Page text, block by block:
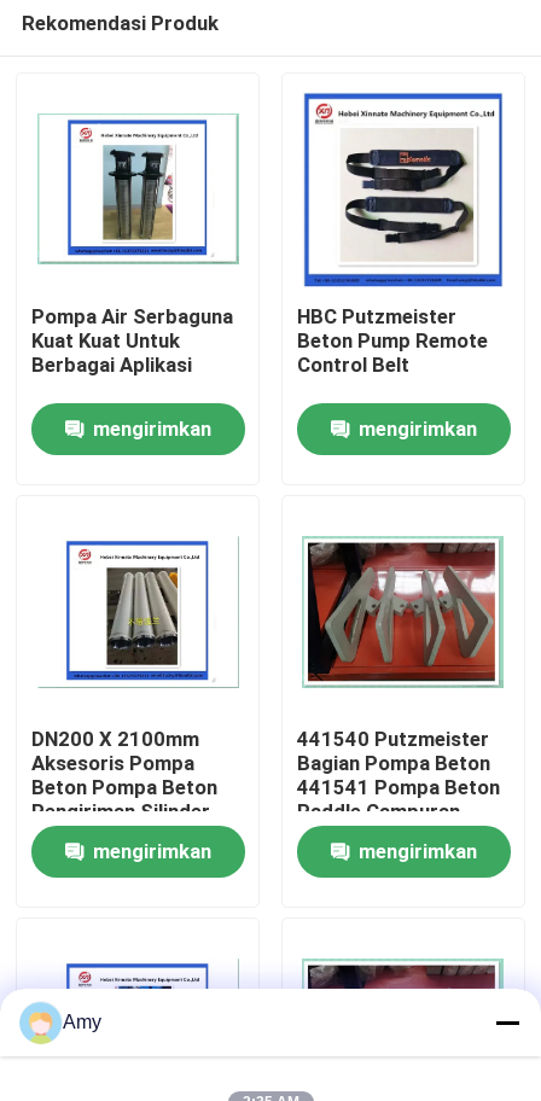
Rumah
Video
Tentang kita
Kontrol kualitas
Hubungi kami
BAGIAN POMPA BETON PUTZMEISTER
Bagian Pompa Beton Schwing
Rekomendasi Produk
Pompa Air Serbaguna
Kuat Kuat Untuk
Berbagai Aplikasi
mengirimkan
HBC Putzmeister
Beton Pump Remote
Control Belt
mengirimkan
DN200 X 2100mm
Aksesoris Pompa
Beton Pompa Beton
Pengiriman Silinder
Wear Resistant
Putzmeistermengirimkan
441540 Putzmeister
Bagian Pompa Beton
441541 Pompa Beton
Paddle Campuran
mengirimkan
Amy